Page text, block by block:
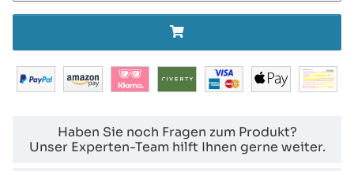
Haben Sie noch Fragen zum Produkt?
Unser Experten-Team hilft Ihnen gerne weiter.